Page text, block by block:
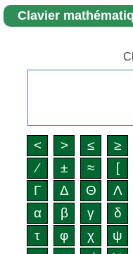
Clavier